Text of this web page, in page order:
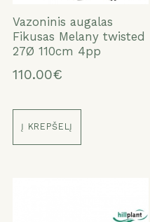
Vazoninis augalas
Fikusas Melany twisted
27Ø 110cm 4pp
110.00€
Į KREPŠELĮ